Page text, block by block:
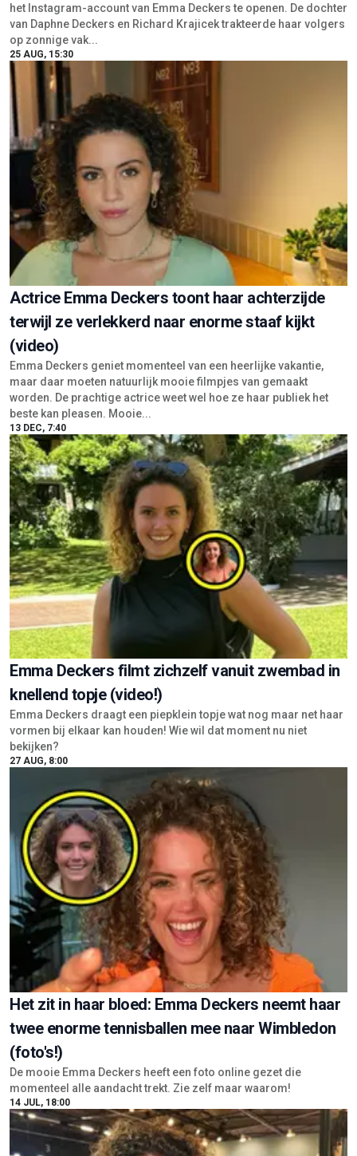
het Instagram-account van Emma Deckers te openen. De dochter
van Daphne Deckers en Richard Krajicek trakteerde haar volgers
op zonnige vak...
25 AUG, 15:30
Actrice Emma Deckers toont haar achterzijde
terwijl ze verlekkerd naar enorme staaf kijkt
(video)
Emma Deckers geniet momenteel van een heerlijke vakantie,
maar daar moeten natuurlijk mooie filmpjes van gemaakt
worden. De prachtige actrice weet wel hoe ze haar publiek het
beste kan pleasen. Mooie...
13 DEC, 7:40
Emma Deckers filmt zichzelf vanuit zwembad in
knellend topje (video!)
Emma Deckers draagt een piepklein topje wat nog maar net haar
vormen bij elkaar kan houden! Wie wil dat moment nu niet
bekijken?
27 AUG, 8:00
Het zit in haar bloed: Emma Deckers neemt haar
twee enorme tennisballen mee naar Wimbledon
(foto's!)
De mooie Emma Deckers heeft een foto online gezet die
momenteel alle aandacht trekt. Zie zelf maar waarom!
14 JUL, 18:00